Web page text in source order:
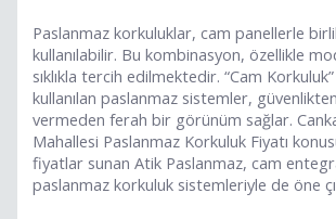
Paslanmaz korkuluklar, cam panellerle
kullanılabilir. Bu kombinasyon, özellikle
sıklıkla tercih edilmektedir. “Cam
kullanılan paslanmaz sistemler,
vermeden ferah bir görünüm sağlar.
Mahallesi Paslanmaz Korkuluk Fiyatı
fiyatlar sunan Atik Paslanmaz, cam
paslanmaz korkuluk sistemleriyle de öne